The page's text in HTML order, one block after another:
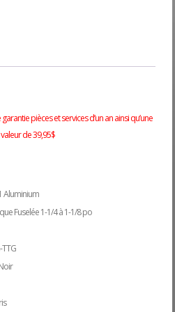
pièces et services d’un an ainsi qu’une
de 39,95$
Aluminium
Fuselée 1-1/4 à 1-1/8 po
TTG